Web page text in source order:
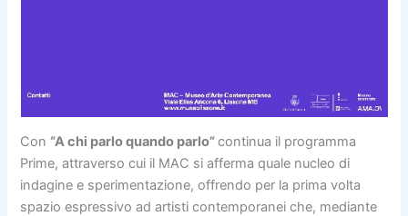
Con “A chi parlo quando parlo”continua il programma
Prime, attraverso cui il MAC si afferma quale nucleo di
indagine e sperimentazione, offrendo per la prima volta
spazio espressivo ad artisti contemporanei che, mediante